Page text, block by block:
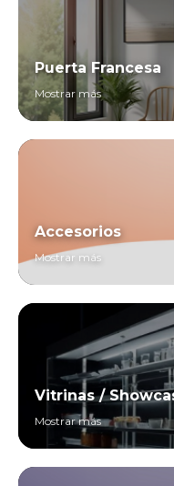
Puerta Francesa
Mostrar más
Accesorios
Mostrar más
Vitrinas /
Mostrar más